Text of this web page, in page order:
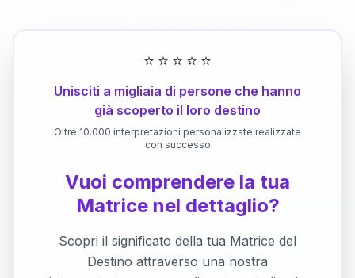
⭐ ⭐ ⭐ ⭐ ⭐
Unisciti a migliaia di persone che hanno
già scoperto il loro destino
Oltre 10.000 interpretazioni personalizzate realizzate
con successo
Vuoi comprendere la tua
Matrice nel dettaglio?
Scopri il significato della tua Matrice del
Destino attraverso una nostra